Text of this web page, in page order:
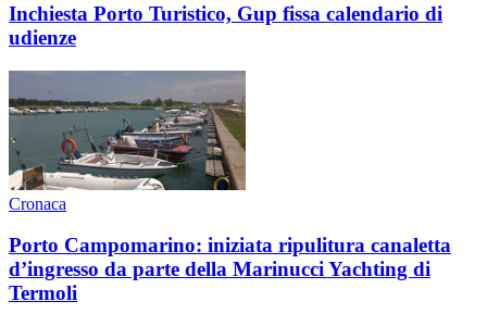
Inchiesta Porto Turistico, Gup fissa calendario di
udienze
Cronaca
Porto Campomarino: iniziata ripulitura canaletta
d’ingresso da parte della Marinucci Yachting di
Termoli